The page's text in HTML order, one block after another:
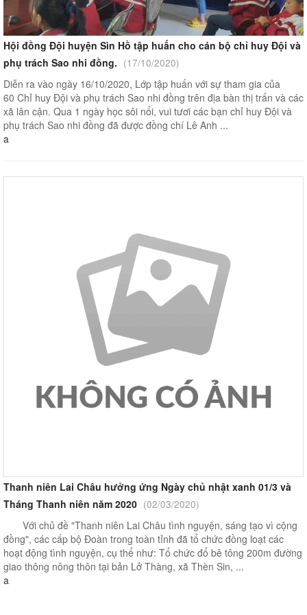
Hội đồng Đội huyện Sìn Hồ tập huấn cho cán bộ chỉ huy Đội và
phụ trách Sao nhi đồng. (17/10/2020)
Diễn ra vào ngày 16/10/2020, Lớp tập huấn với sự tham gia của
60 Chỉ huy Đội và phụ trách Sao nhi đồng trên địa bàn thị trấn và các
xã lân cận. Qua 1 ngày học sôi nổi, vui tươi các bạn chỉ huy Đội và
phụ trách Sao nhi đồng đã được đồng chí Lê Anh ...
a
Thanh niên Lai Châu hưởng ứng Ngày chủ nhật xanh 01/3 và
Tháng Thanh niên năm 2020 (02/03/2020)
Với chủ đề "Thanh niên Lai Châu tình nguyện, sáng tạo vì cộng
đồng", các cấp bộ Đoàn trong toàn tỉnh đã tổ chức đồng loạt các
hoạt động tình nguyện, cụ thể như: Tổ chức đổ bê tông 200m đường
giao thông nông thôn tại bản Lở Thàng, xã Thèn Sin, ...
a